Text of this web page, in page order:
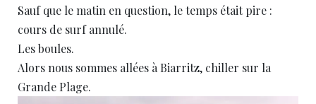
Sauf que le matin en question, le temps était pire :
cours de surf annulé.
Les boules.
Alors nous sommes allées à Biarritz, chiller sur la
Grande Plage.